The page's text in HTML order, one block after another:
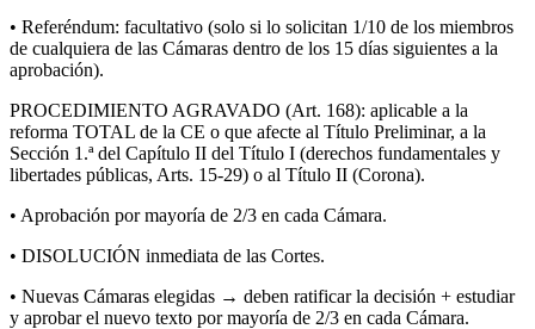
• Referéndum: facultativo (solo si lo solicitan 1/10 de los miembros
de cualquiera de las Cámaras dentro de los 15 días siguientes a la
aprobación).
PROCEDIMIENTO AGRAVADO (Art. 168): aplicable a la
reforma TOTAL de la CE o que afecte al Título Preliminar, a la
Sección 1.ª del Capítulo II del Título I (derechos fundamentales y
libertades públicas, Arts. 15-29) o al Título II (Corona).
• Aprobación por mayoría de 2/3 en cada Cámara.
• DISOLUCIÓN inmediata de las Cortes.
• Nuevas Cámaras elegidas → deben ratificar la decisión + estudiar
y aprobar el nuevo texto por mayoría de 2/3 en cada Cámara.